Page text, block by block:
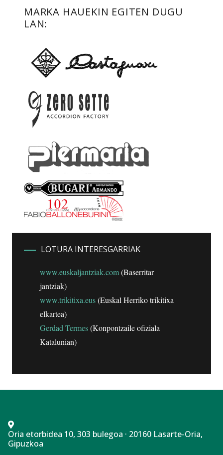
MARKA HAUEKIN EGITEN DUGU
LAN:
LOTURA INTERESGARRIAK
www.euskaljantziak.com(Baserritar
jantziak)
www.trikitixa.eus(Euskal Herriko trikitixa
elkartea)
Gerdad Termes(Konpontzaile ofiziala
Katalunian)
Oria etorbidea 10, 303 bulegoa · 20160 Lasarte-Oria,
Gipuzkoa